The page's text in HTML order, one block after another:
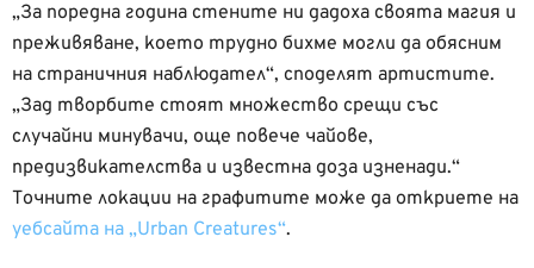
„За поредна година стените ни дадоха своята магия и
преживяване, което трудно бихме могли да обясним
на страничния наблюдател“, споделят артистите.
„Зад творбите стоят множество срещи със
случайни минувачи, още повече чайове,
предизвикателства и известна доза изненади.“
Точните локации на графитите може да откриете на
уебсайта на „Urban Creatures“.